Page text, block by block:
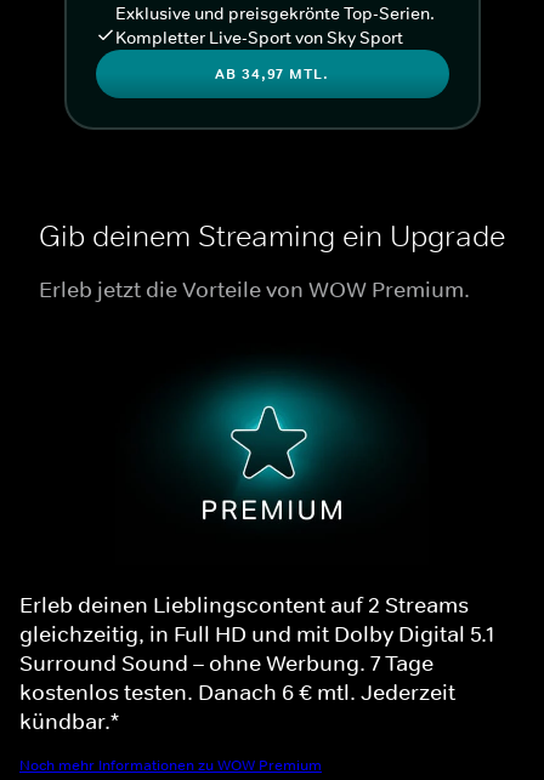
Exklusive und preisgekrönte Top-Serien.
Kompletter Live-Sport von Sky Sport
AB 34,97 MTL.
Gib deinem Streaming ein Upgrade
Erleb jetzt die Vorteile von WOW Premium.
Erleb deinen Lieblingscontent auf 2 Streams
gleichzeitig, in Full HD und mit Dolby Digital 5.1
Surround Sound – ohne Werbung. 7 Tage
kostenlos testen. Danach 6 € mtl. Jederzeit
kündbar.*
Noch mehr Informationen zu WOW Premium